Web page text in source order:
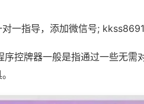
一指导，添加微信号; kkss8691
控牌器一般是指通过一些无需